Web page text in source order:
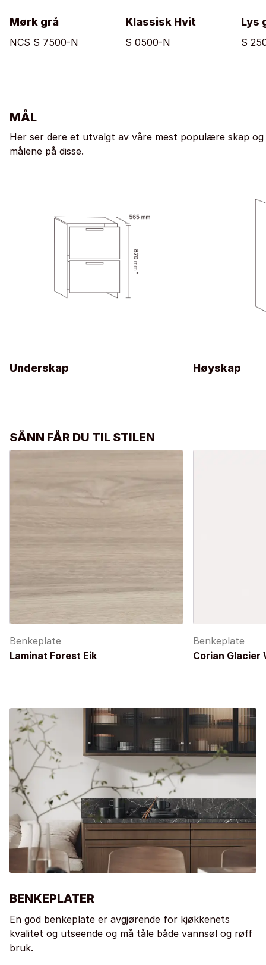
Mørk grå
NCS S 7500-N
Klassisk Hvit
S 0500-N
Lys
S
MÅL
Her ser dere et utvalgt av våre mest populære skap og
målene på disse.
Underskap Høyskap
SÅNN FÅR DU TIL STILEN
Benkeplate
Laminat Forest Eik
Benkeplate
Corian Glacier
BENKEPLATER
En god benkeplate er avgjørende for kjøkkenets
kvalitet og utseende og må tåle både vannsøl og røff
bruk.